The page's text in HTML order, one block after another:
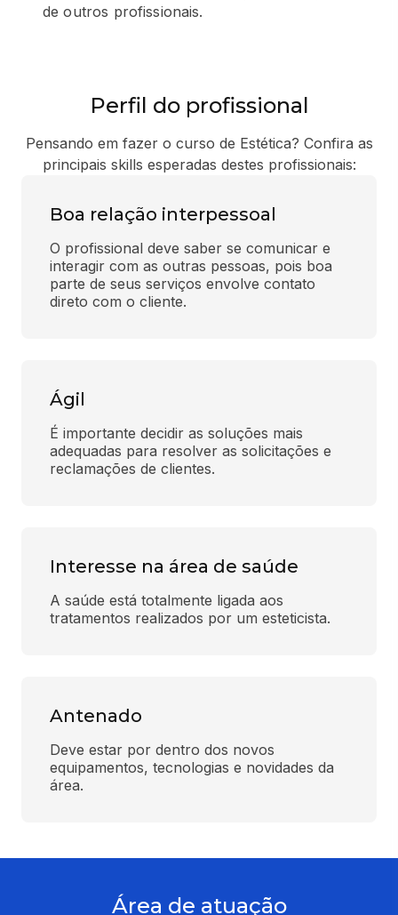
de outros profissionais.
Perfil do profissional
Pensando em fazer o curso de Estética? Confira as
principais skills esperadas destes profissionais:
Boa relação interpessoal
O profissional deve saber se comunicar e
interagir com as outras pessoas, pois boa
parte de seus serviços envolve contato
direto com o cliente.
Ágil
É importante decidir as soluções mais
adequadas para resolver as solicitações e
reclamações de clientes.
Interesse na área de saúde
A saúde está totalmente ligada aos
tratamentos realizados por um esteticista.
Antenado
Deve estar por dentro dos novos
equipamentos, tecnologias e novidades da
área.
Área de atuação